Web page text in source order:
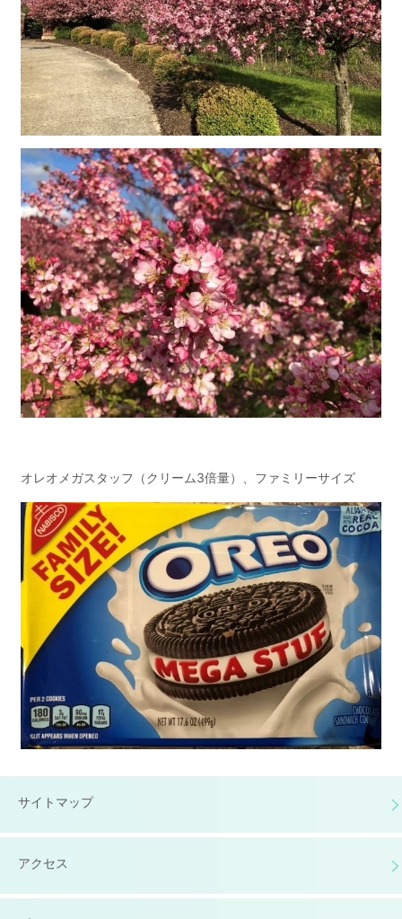
オレオメガスタッフ（クリーム3倍量）、ファミリーサイズ
サイトマップ
アクセス